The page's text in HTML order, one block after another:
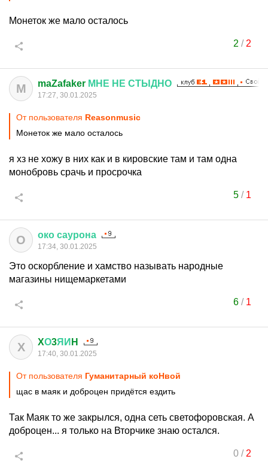
Монеток же мало осталось
2 / 2
M maZafaker МНЕ НЕ СТЫДНО
17:27, 30.01.2025
От пользователя Reasonmusic
Монеток же мало осталось
я хз не хожу в них как и в кировские там и там одна
монобровь срачь и просрочка
5/ 1
О око саурона
17:34, 30.01.2025
Это оскорбление и хамство называть народные
магазины нищемаркетами
6/ 1
X XО3ЯИ H
17:40, 30.01.2025
От пользователя Гуманитарный коНвой
щас в маяк и доброцен придётся ездить
Так Маяк то же закрылся, одна сеть светофоровская. А
доброцен... я только на Вторчике знаю остался.
0/ 2